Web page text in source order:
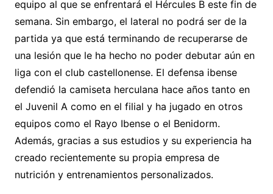
equipo al que se enfrentará el Hércules B este fin de
semana. Sin embargo, el lateral no podrá ser de la
partida ya que está terminando de recuperarse de
una lesión que le ha hecho no poder debutar aún en
liga con el club castellonense. El defensa ibense
defendió la camiseta herculana hace años tanto en
el Juvenil A como en el filial y ha jugado en otros
equipos como el Rayo Ibense o el Benidorm.
Además, gracias a sus estudios y su experiencia ha
creado recientemente su propia empresa de
nutrición y entrenamientos personalizados.